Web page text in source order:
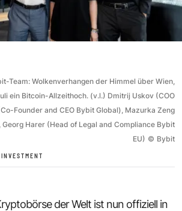
Team: Wolkenverhangen der Himmel über Wien,
ein Bitcoin-Allzeithoch. (v.l.) Dmitrij Uskov (COO
Founder and CEO Bybit Global), Mazurka Zeng
Georg Harer (Head of Legal and Compliance Bybit
EU) © Bybit
INVESTMENT
der Welt ist nun offiziell in